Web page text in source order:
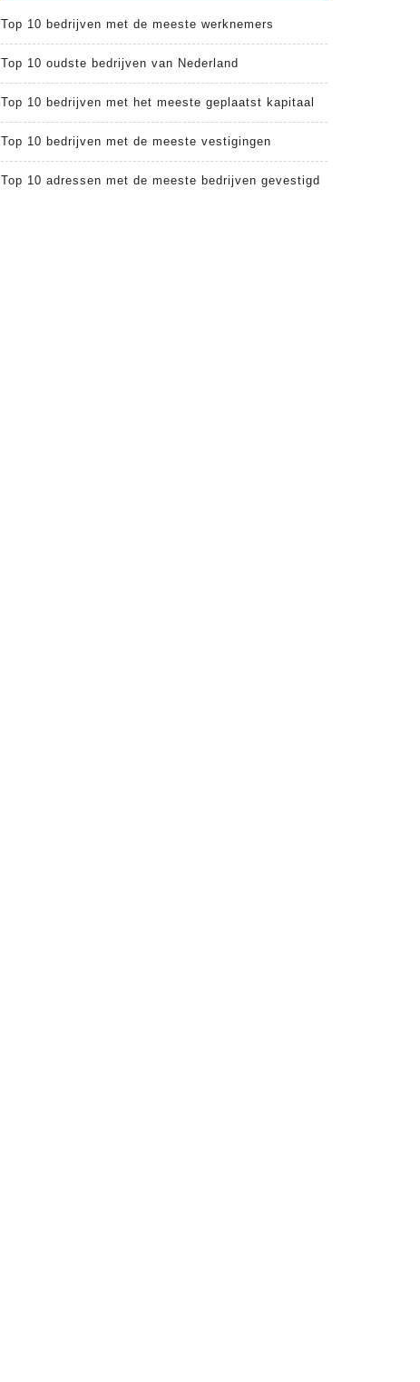
Top 10 bedrijven met de meeste werknemers
Top 10 oudste bedrijven van Nederland
Top 10 bedrijven met het meeste geplaatst kapitaal
Top 10 bedrijven met de meeste vestigingen
Top 10 adressen met de meeste bedrijven gevestigd